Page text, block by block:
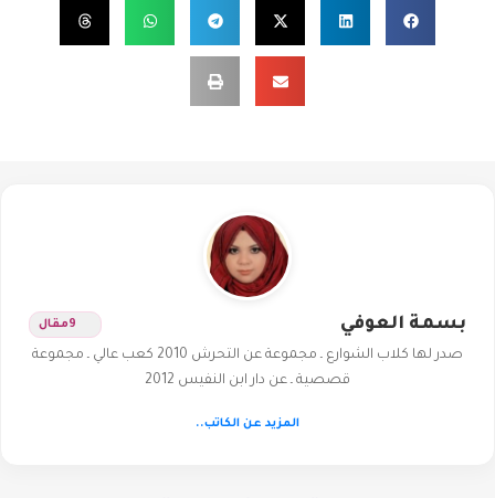
بسمة العوفي 9مقال
صدر لها كلاب الشوارع ـ مجموعة عن التحرش 2010 كعب عالي ـ مجموعة
قصصية ـ عن دار ابن النفيس 2012
المزيد عن الكاتب..